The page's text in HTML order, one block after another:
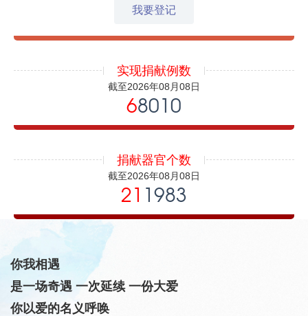
我要登记
实现捐献例数
截至2026年08月08日
68010
捐献器官个数
截至2026年08月08日
21 1983
你我相遇
是一场奇遇 一次延续 一份大爱
你以爱的名义呼唤